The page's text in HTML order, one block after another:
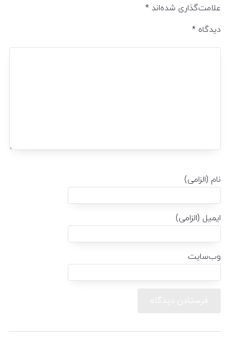
علامت‌گذاری شده‌اند *
دیدگاه *
نام (الزامی)
ایمیل (الزامی)
وب‌سایت